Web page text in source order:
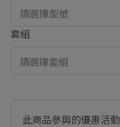
請選擇型號
套組
請選擇套組
此商品參與的優惠活動